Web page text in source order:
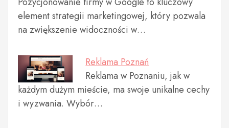
element strategii marketingowej, który pozwala
na zwiększenie widoczności w…
Reklama Poznań
Reklama w Poznaniu, jak w
każdym dużym mieście, ma swoje unikalne cechy
i wyzwania. Wybór…